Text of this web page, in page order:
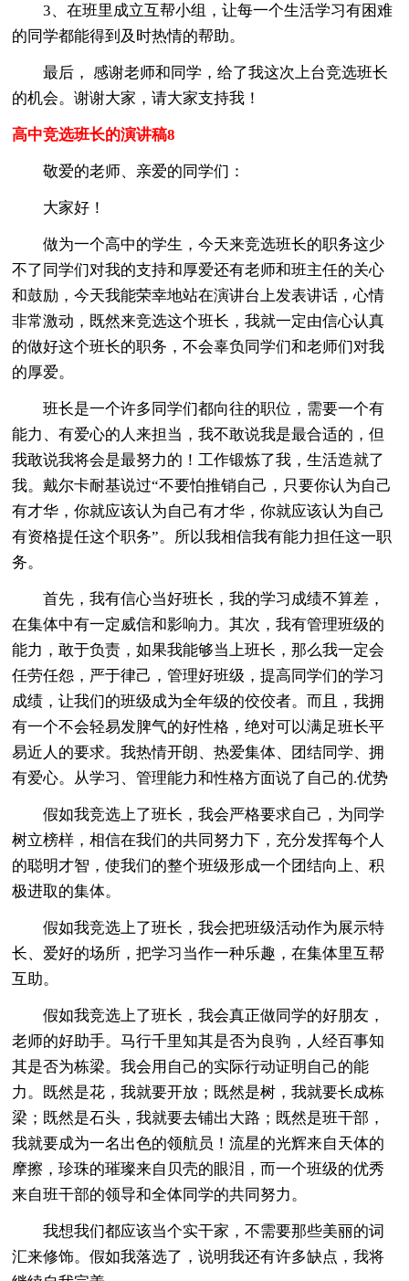
3、在班里成立互帮小组，让每一个生活学习有困难
的同学都能得到及时热情的帮助。
最后， 感谢老师和同学，给了我这次上台竞选班长
的机会。谢谢大家，请大家支持我！
高中竞选班长的演讲稿8
敬爱的老师、亲爱的同学们：
大家好！
做为一个高中的学生，今天来竞选班长的职务这少
不了同学们对我的支持和厚爱还有老师和班主任的关心
和鼓励，今天我能荣幸地站在演讲台上发表讲话，心情
非常激动，既然来竞选这个班长，我就一定由信心认真
的做好这个班长的职务，不会辜负同学们和老师们对我
的厚爱。
班长是一个许多同学们都向往的职位，需要一个有
能力、有爱心的人来担当，我不敢说我是最合适的，但
我敢说我将会是最努力的！工作锻炼了我，生活造就了
我。戴尔卡耐基说过“不要怕推销自己，只要你认为自己
有才华，你就应该认为自己有才华，你就应该认为自己
有资格提任这个职务”。所以我相信我有能力担任这一职
务。
首先，我有信心当好班长，我的学习成绩不算差，
在集体中有一定威信和影响力。其次，我有管理班级的
能力，敢于负责，如果我能够当上班长，那么我一定会
任劳任怨，严于律己，管理好班级，提高同学们的学习
成绩，让我们的班级成为全年级的佼佼者。而且，我拥
有一个不会轻易发脾气的好性格，绝对可以满足班长平
易近人的要求。我热情开朗、热爱集体、团结同学、拥
有爱心。从学习、管理能力和性格方面说了自己的.优势
假如我竞选上了班长，我会严格要求自己，为同学
树立榜样，相信在我们的共同努力下，充分发挥每个人
的聪明才智，使我们的整个班级形成一个团结向上、积
极进取的集体。
假如我竞选上了班长，我会把班级活动作为展示特
长、爱好的场所，把学习当作一种乐趣，在集体里互帮
互助。
假如我竞选上了班长，我会真正做同学的好朋友，
老师的好助手。马行千里知其是否为良驹，人经百事知
其是否为栋梁。我会用自己的实际行动证明自己的能
力。既然是花，我就要开放；既然是树，我就要长成栋
梁；既然是石头，我就要去铺出大路；既然是班干部，
我就要成为一名出色的领航员！流星的光辉来自天体的
摩擦，珍珠的璀璨来自贝壳的眼泪，而一个班级的优秀
来自班干部的领导和全体同学的共同努力。
我想我们都应该当个实干家，不需要那些美丽的词
汇来修饰。假如我落选了，说明我还有许多缺点，我将